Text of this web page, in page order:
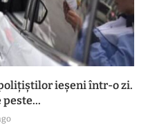
ieșeni într-o zi.